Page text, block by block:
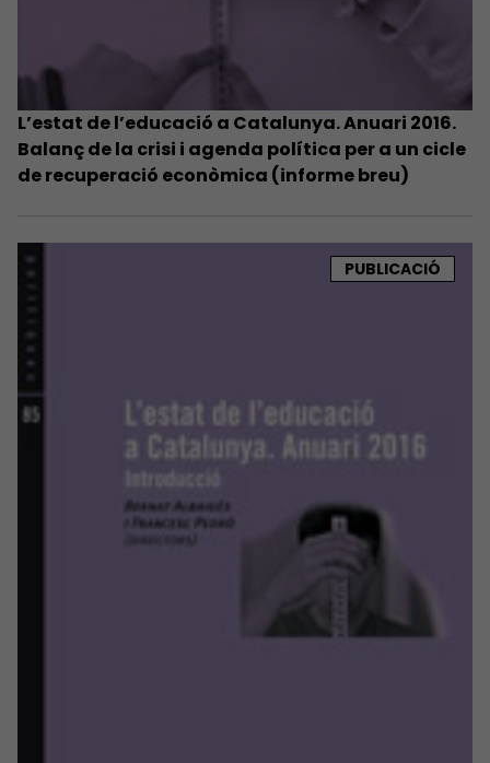
L’estat de l’educació a Catalunya. Anuari 2016.
Balanç de la crisi i agenda política per a un cicle
de recuperació econòmica (informe breu)
PUBLICACIÓ